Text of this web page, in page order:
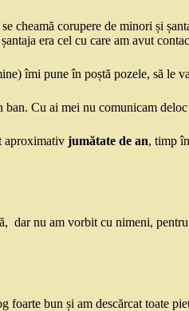
cheamă corupere de minori și
era cel cu care am avut
îmi pune în poștă pozele, să le
Cu ai mei nu comunicam
aproximativ jumătate de an, timp
nu am vorbit cu nimeni, pentru
bun și am descărcat toate